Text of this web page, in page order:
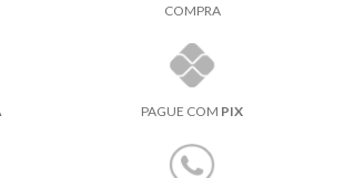
COMPRA
PAGUE COM PIX